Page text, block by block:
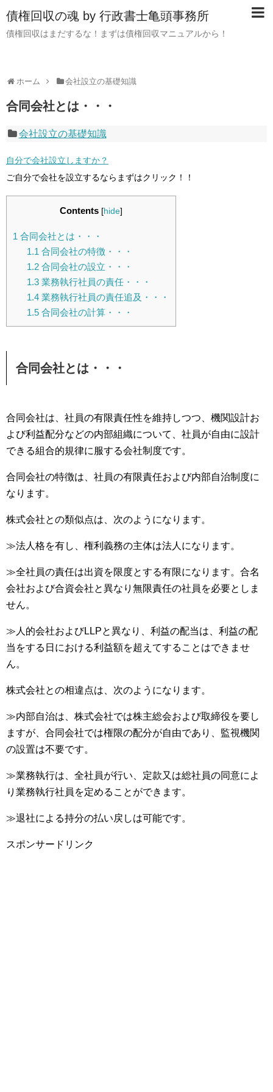
債権回収の魂 by 行政書士亀頭事務所
債権回収はまだするな！まずは債権回収マニュアルから！
ホーム 会社設立の基礎知識
合同会社とは・・・
会社設立の基礎知識
自分で会社設立しますか？
ご自分で会社を設立するならまずはクリック！！
Contents [hide]
1 合同会社とは・・・
1.1 合同会社の特徴・・・
1.2合同会社の設立・・・
1.3業務執行社員の責任・・・
1.4業務執行社員の責任追及・・・
1.5合同会社の計算・・・
合同会社とは・・・
合同会社は、社員の有限責任性を維持しつつ、機関設計お
よび利益配分などの内部組織について、社員が自由に設計
できる組合的規律に服する会社制度です。
合同会社の特徴は、社員の有限責任および内部自治制度に
なります。
株式会社との類似点は、次のようになります。
≫法人格を有し、権利義務の主体は法人になります。
≫全社員の責任は出資を限度とする有限になります。合名
会社および合資会社と異なり無限責任の社員を必要としま
せん。
≫人的会社およびLLPと異なり、利益の配当は、利益の配
当をする日における利益額を超えてすることはできませ
ん。
株式会社との相違点は、次のようになります。
≫内部自治は、株式会社では株主総会および取締役を要し
ますが、合同会社では権限の配分が自由であり、監視機関
の設置は不要です。
≫業務執行は、全社員が行い、定款又は総社員の同意によ
り業務執行社員を定めることができます。
≫退社による持分の払い戻しは可能です。
スポンサードリンク